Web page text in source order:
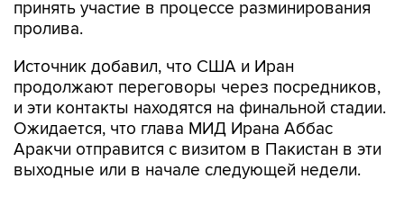
принять участие в процессе разминирования
пролива.
Источник добавил, что США и Иран
продолжают переговоры через посредников,
и эти контакты находятся на финальной стадии.
Ожидается, что глава МИД Ирана Аббас
Аракчи отправится с визитом в Пакистан в эти
выходные или в начале следующей недели.